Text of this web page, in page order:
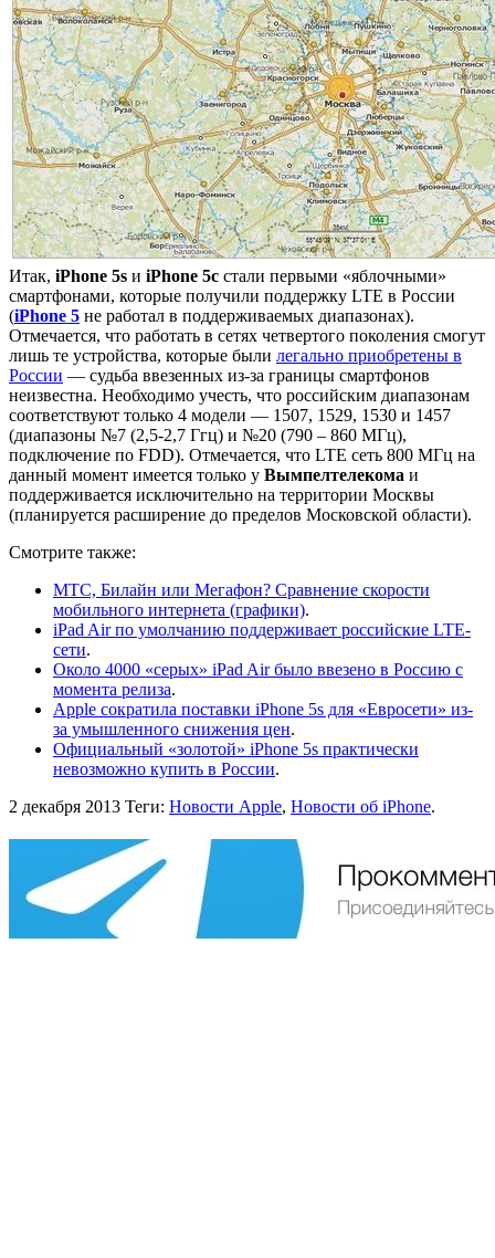
Итак, iPhone 5s и iPhone 5c стали первыми «яблочными»
смартфонами, которые получили поддержку LTE в России
(iPhone 5 не работал в поддерживаемых диапазонах).
Отмечается, что работать в сетях четвертого поколения смогут
лишь те устройства, которые были легально приобретены в
России — судьба ввезенных из-за границы смартфонов
неизвестна. Необходимо учесть, что российским диапазонам
соответствуют только 4 модели — 1507, 1529, 1530 и 1457
(диапазоны №7 (2,5-2,7 Ггц) и №20 (790 – 860 МГц),
подключение по FDD). Отмечается, что LTE сеть 800 МГц на
данный момент имеется только у Вымпелтелекома и
поддерживается исключительно на территории Москвы
(планируется расширение до пределов Московской области).
Смотрите также:
МТС, Билайн или Мегафон? Сравнение скорости
мобильного интернета (графики).
iPad Air по умолчанию поддерживает российские LTE-
сети.
Около 4000 «серых» iPad Air было ввезено в Россию с
момента релиза.
Apple сократила поставки iPhone 5s для «Евросети» из-
за умышленного снижения цен.
Официальный «золотой» iPhone 5s практически
невозможно купить в России.
2 декабря 2013 Теги: Новости Apple, Новости об iPhone.